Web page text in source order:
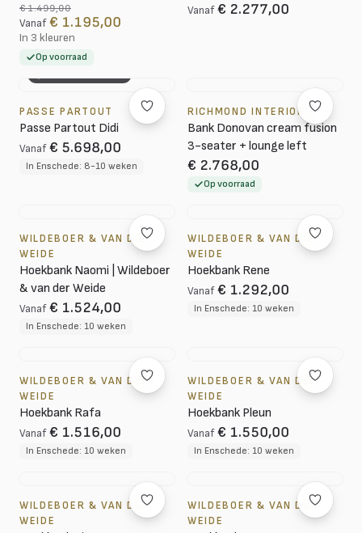
€ 1.499,00
Vanaf € 1.195,00
In 3 kleuren
Op voorraad
Vanaf € 2.277,00
PASSE PARTOUT
Passe Partout Didi
Vanaf € 5.698,00
In Enschede: 8-10 weken
RICHMOND INTERIORS
Bank Donovan cream fusion
3-seater + lounge left
€ 2.768,00
Op voorraad
WILDEBOER & VAN DER
WEIDE
Hoekbank Naomi | Wildeboer
& van der Weide
Vanaf € 1.524,00
In Enschede: 10 weken
WILDEBOER & VAN DER
WEIDE
Hoekbank Rene
Vanaf € 1.292,00
In Enschede: 10 weken
WILDEBOER & VAN DER
WEIDE
Hoekbank Rafa
Vanaf € 1.516,00
In Enschede: 10 weken
WILDEBOER & VAN DER
WEIDE
Hoekbank Pleun
Vanaf € 1.550,00
In Enschede: 10 weken
WILDEBOER & VAN DER
WEIDE
WILDEBOER & VAN DER
WEIDE